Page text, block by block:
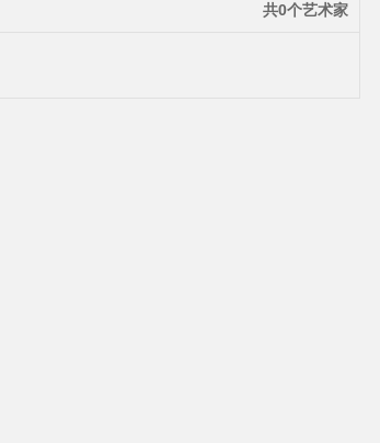
共0个艺术家